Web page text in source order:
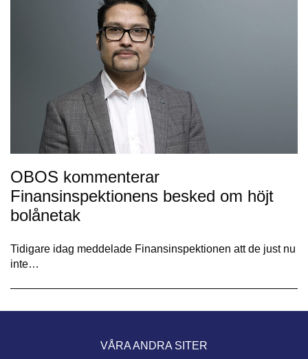
OBOS kommenterar
Finansinspektionens besked om höjt
bolånetak
Tidigare idag meddelade Finansinspektionen att de just nu
inte…
VÅRA ANDRA SITER